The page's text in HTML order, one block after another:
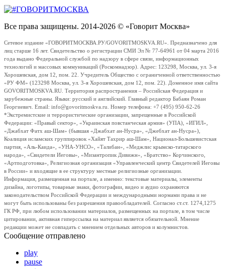
Все права защищены. 2014-2026 © «Говорит Москва»
Сетевое издание «ГОВОРИТМОСКВА.РУ/GOVORITMOSKVA.RU». Предназначено для
лиц старше 16 лет. Свидетельство о регистрации СМИ Эл № 77-64961 от 04 марта 2016
года выдано Федеральной службой по надзору в сфере связи, информационных
технологий и массовых коммуникаций (Роскомнадзор). Адрес: 123298, Москва, ул. 3-я
Хорошевская, дом 12, пом. 22. Учредитель Общество с ограниченной ответственностью
«РУ ФМ» (123298 Москва, ул. 3-я Хорошевская, дом 12, пом. 22). Доменное имя сайта
GOVORITMOSKVA.RU. Территория распространения – Российская Федерация и
зарубежные страны. Языки: русский и английский. Главный редактор Бабаян Роман
Георгиевич. Email: info@govoritmoskva.ru. Номер телефона: +7 (495) 950-62-26
*Экстремистские и террористические организации, запрещенные в Российской
Федерации: «Правый сектор», «Украинская повстанческая армия» (УПА), «ИГИЛ»,
«Джабхат Фатх аш-Шам» (бывшая «Джабхат ан-Нусра», «Джебхат ан-Нусра»),
Коалиция исламских группировок «Хайят Тахрир аш-Шам», Национал-Большевистская
партия, «Аль-Каида», «УНА-УНСО», «Талибан», «Меджлис крымско-татарского
народа», «Свидетели Иеговы», «Мизантропик Дивижн», «Братство» Корчинского,
«Артподготовка», Религиозная организация «Управленческий центр Свидетелей Иеговы
в России» и входящие в ее структуру местные религиозные организации.
Информация, размещенная на портале, а именно: текстовые материалы, элементы
дизайна, логотипы, товарные знаки, фотографии, видео и аудио охраняются
законодательством Российской Федерации и международными нормами права и не
могут быть использованы без разрешения правообладателей. Согласно ст.ст. 1274,1275
ГК РФ, при любом использовании материалов, размещенных на портале, в том числе
цитировании, активная гиперссылка на материал является обязательной. Мнение
редакции может не совпадать с мнением отдельных авторов и колумнистов.
Сообщение отправлено
play
pause